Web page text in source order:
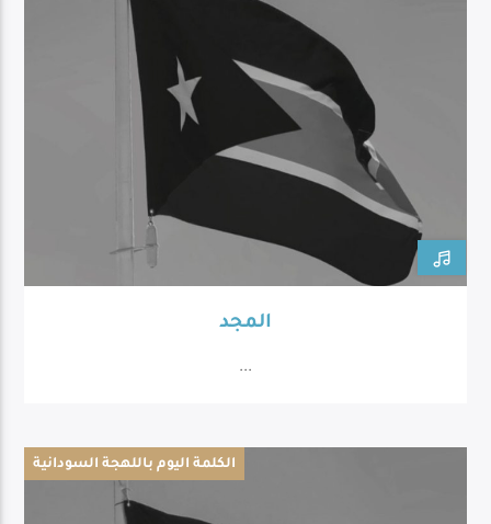
المجد
...
الكلمة اليوم باللهجة السودانية